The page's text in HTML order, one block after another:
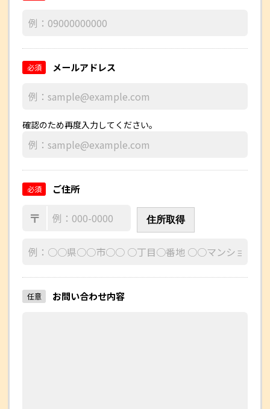
メールアドレス
必須
確認のため再度入力してください。
ご住所
必須
〒 住所取得
お問い合わせ内容
任意